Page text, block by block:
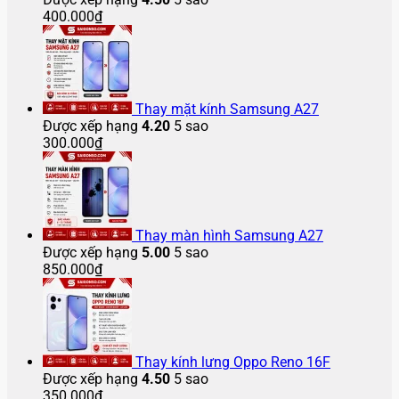
400.000₫
Thay mặt kính Samsung A27
Được xếp hạng 4.20 5 sao
300.000₫
Thay màn hình Samsung A27
Được xếp hạng 5.00 5 sao
850.000₫
Thay kính lưng Oppo Reno 16F
Được xếp hạng 4.50 5 sao